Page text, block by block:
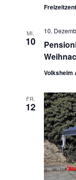
MI.
10
10.
Volksheim
FR.
12